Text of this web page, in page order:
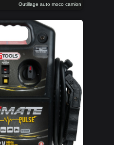
Outillage auto moco camion